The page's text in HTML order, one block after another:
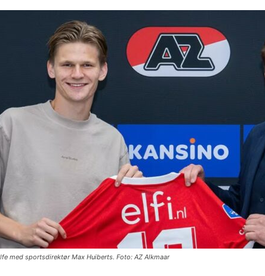
med sportsdirektør Max Huiberts. Foto: AZ Alkmaar